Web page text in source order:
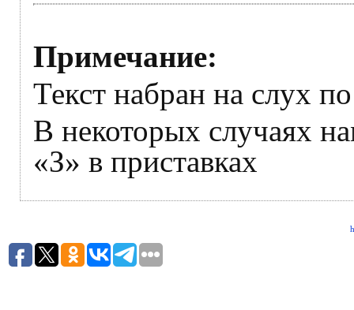
Примечание:
Текст набран на слух
В некоторых случаях
«З» в приставках